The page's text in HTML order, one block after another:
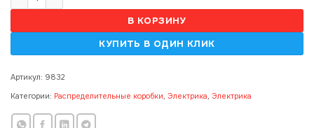
В КОРЗИНУ
Артикул: 9832
Категории: Распределительные коробки, Электрика, Электрика